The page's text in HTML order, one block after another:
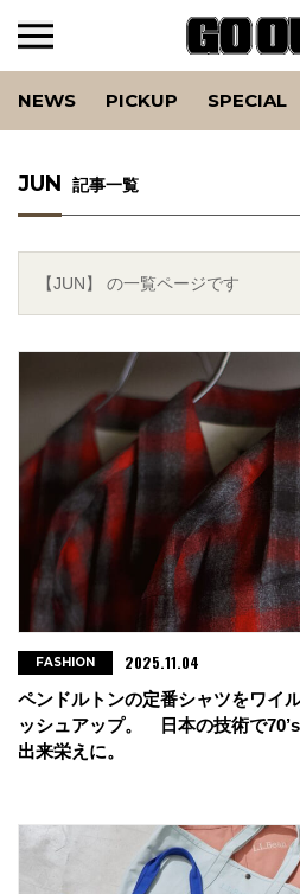
NEWS PICKUP SPECIAL
JUN 記事一覧
【JUN】 の一覧ページです
ペンドルトンの定番シャツをワイ
ッシュアップ。 日本の技術で
出来栄えに。
FASHION 2025.11.04